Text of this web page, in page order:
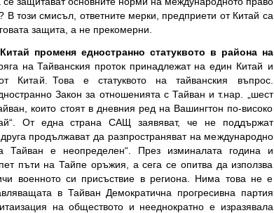
този смисъл, ответните мерки, предприети от Китай са
защита, а не прекомерни.
променя едностранно статуквото в района на
на Тайванския проток принадлежат на един Китай и
Китай. Това е статуквото на тайванския въпрос.
Закон за отношенията с Тайван и т.нар. „шест
които стоят в дневния ред на Вашингтон по-високо
От една страна САЩ заявяват, че не поддържат
продължават да разпространяват на международно
Тайван е неопределен“. През изминалата година и
пъти на Тайпе оръжия, а сега се опитва да използва
военното си присъствие в региона. Нима това не е
в Тайван Демократична прогресивна партия
на обществото и нееднократно е изразявала